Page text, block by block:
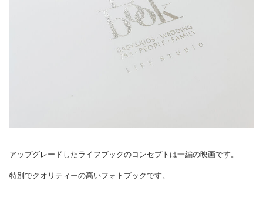
アップグレードしたライフブックのコンセプトは一編の映画です。
特別でクオリティーの高いフォトブックです。